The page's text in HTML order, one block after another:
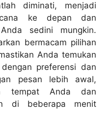
diminati, menjadi
ke depan dan
sedini mungkin.
bermacam pilihan
Anda temukan
preferensi dan
pesan lebih awal,
tempat Anda dan
di beberapa menit